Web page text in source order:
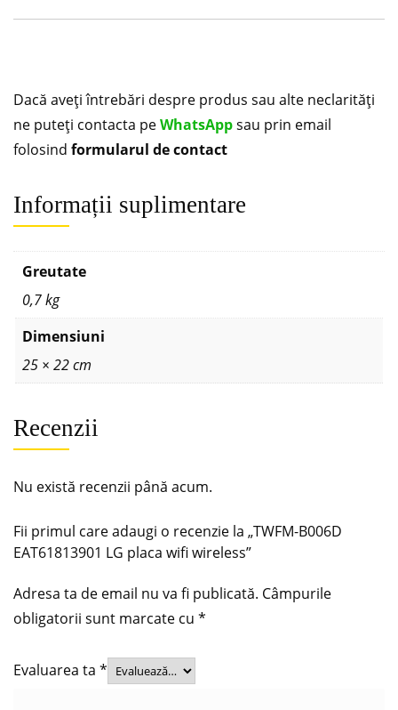
Dacă aveți întrebări despre produs sau alte neclarități
ne puteți contacta peWhatsAppsau prin email
folosind formularul de contact
Informații suplimentare
Greutate
0,7 kg
Dimensiuni
25 × 22 cm
Recenzii
Nu există recenzii până acum.
Fii primul care adaugi o recenzie la „TWFM-B006D
EAT61813901 LG placa wifi wireless”
Adresa ta de email nu va fi publicată. Câmpurile
obligatorii sunt marcate cu *
Evaluarea ta *